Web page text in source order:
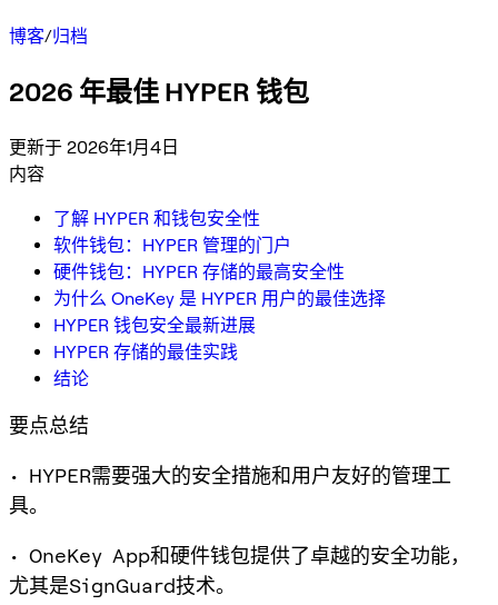
博客/归档
2026 年最佳 HYPER 钱包
更新于 2026年1月4日
内容
了解 HYPER 和钱包安全性
软件钱包：HYPER 管理的门户
硬件钱包：HYPER 存储的最高安全性
为什么 OneKey 是 HYPER 用户的最佳选择
HYPER 钱包安全最新进展
HYPER 存储的最佳实践
结论
要点总结
• HYPER需要强大的安全措施和用户友好的管理工
具。
• OneKey App和硬件钱包提供了卓越的安全功能，
尤其是SignGuard技术。